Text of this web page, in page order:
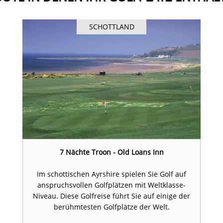
SCHOTTLAND
7 Nächte Troon - Old Loans Inn
Im schottischen Ayrshire spielen Sie Golf auf
anspruchsvollen Golfplätzen mit Weltklasse-
Niveau. Diese Golfreise führt Sie auf einige der
berühmtesten Golfplätze der Welt.